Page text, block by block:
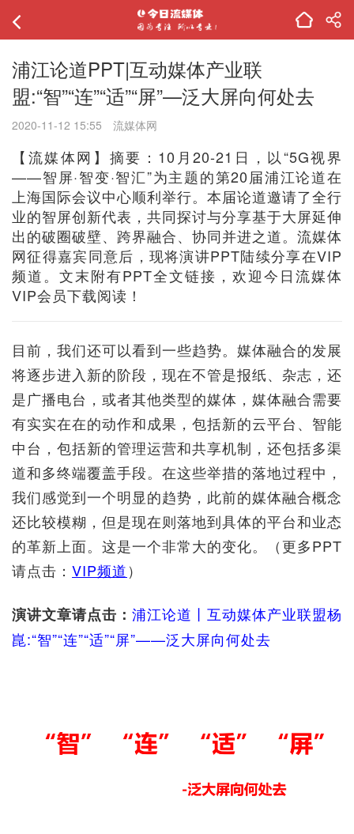
浦江论道PPT|互动媒体产业联
盟:“智”“连”“适”“屏”—泛大屏向何处去
2020-11-12 15:55 流媒体网
【流媒体网】摘要：10月20-21日，以“5G视界
——智屏·智变·智汇”为主题的第20届浦江论道在
上海国际会议中心顺利举行。本届论道邀请了全行
业的智屏创新代表，共同探讨与分享基于大屏延伸
出的破圈破壁、跨界融合、协同并进之道。流媒体
网征得嘉宾同意后，现将演讲PPT陆续分享在VIP
频道。文末附有PPT全文链接，欢迎今日流媒体
VIP会员下载阅读！
目前，我们还可以看到一些趋势。媒体融合的发展
将逐步进入新的阶段，现在不管是报纸、杂志，还
是广播电台，或者其他类型的媒体，媒体融合需要
有实实在在的动作和成果，包括新的云平台、智能
中台，包括新的管理运营和共享机制，还包括多渠
道和多终端覆盖手段。在这些举措的落地过程中，
我们感觉到一个明显的趋势，此前的媒体融合概念
还比较模糊，但是现在则落地到具体的平台和业态
的革新上面。这是一个非常大的变化。（更多PPT
请点击： VIP频道）
演讲文章请点击： 浦江论道丨互动媒体产业联盟杨
崑:“智”“连”“适”“屏”——泛大屏向何处去